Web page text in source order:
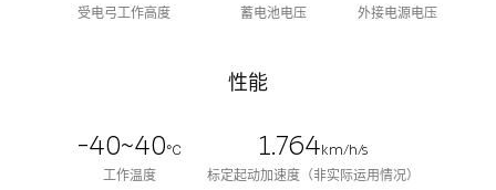
受电弓工作高度
蓄电池电压
外接电源电压
性能
-40~40℃
工作温度
1.764km/h/s
标定起动加速度（非实际运用情况）